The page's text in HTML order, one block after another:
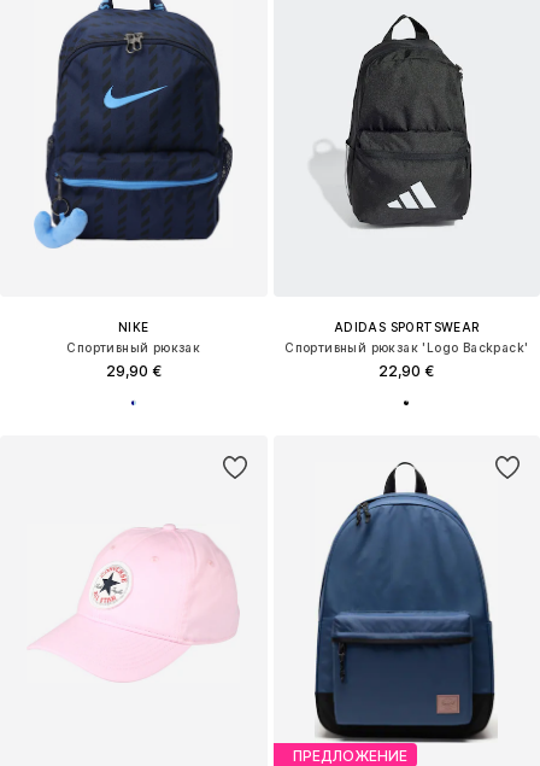
NIKE
Спортивный рюкзак
29,90 €
ADIDAS SPORTSWEAR
Спортивный рюкзак 'Logo Backpack'
22,90 €
ПРЕДЛОЖЕНИЕ